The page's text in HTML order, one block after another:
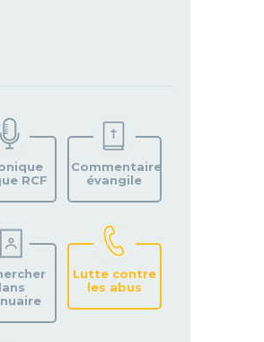
VOTRE
PAROISSE
RCF
Commentaire
évangile
Lutte contre
les abus